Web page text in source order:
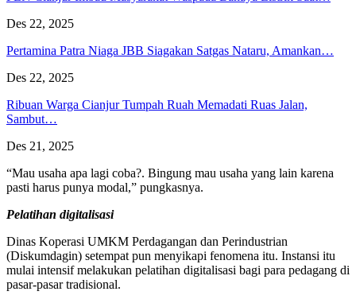
Des 22, 2025
Pertamina Patra Niaga JBB Siagakan Satgas Nataru, Amankan…
Des 22, 2025
Ribuan Warga Cianjur Tumpah Ruah Memadati Ruas Jalan,
Sambut…
Des 21, 2025
“Mau usaha apa lagi coba?. Bingung mau usaha yang lain karena
pasti harus punya modal,” pungkasnya.
Pelatihan digitalisasi
Dinas Koperasi UMKM Perdagangan dan Perindustrian
(Diskumdagin) setempat pun menyikapi fenomena itu. Instansi itu
mulai intensif melakukan pelatihan digitalisasi bagi para pedagang di
pasar-pasar tradisional.